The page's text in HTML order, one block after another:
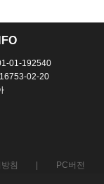
01-192540
02-20
침 PC버전